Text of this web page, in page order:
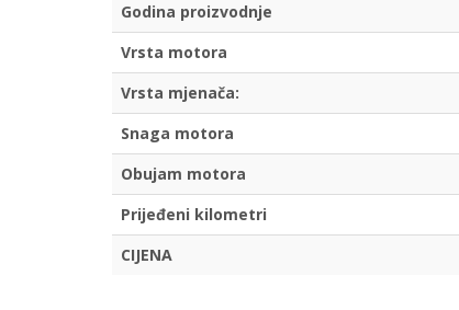
Godina proizvodnje
Vrsta motora
Vrsta mjenača:
Snaga motora
Obujam motora
Prijeđeni kilometri
CIJENA